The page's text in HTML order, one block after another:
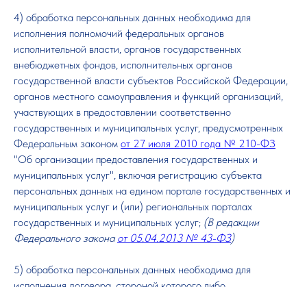
4) обработка персональных данных необходима для
исполнения полномочий федеральных органов
исполнительной власти, органов государственных
внебюджетных фондов, исполнительных органов
государственной власти субъектов Российской Федерации,
органов местного самоуправления и функций организаций,
участвующих в предоставлении соответственно
государственных и муниципальных услуг, предусмотренных
Федеральным законом от 27 июля 2010 года № 210-ФЗ
"Об организации предоставления государственных и
муниципальных услуг", включая регистрацию субъекта
персональных данных на едином портале государственных и
муниципальных услуг и (или) региональных порталах
государственных и муниципальных услуг; (В редакции
Федерального закона от 05.04.2013 № 43-ФЗ)
5) обработка персональных данных необходима для